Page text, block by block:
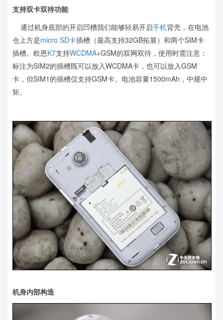
支持双卡双待功能
通过机身底部的开启凹槽我们能够轻易开启手机背壳，在电池
仓上方是micro SD卡插槽（最高支持32GB拓展）和两个SIM卡
插槽。欧恩K7支持WCDMA+GSM的双网双待，使用时需注意：
标注为SIM2的插槽既可以放入WCDMA卡，也可以放入GSM
卡，但SIM1的插槽仅支持GSM卡。电池容量1500mAh，中规中
矩。
机身内部构造